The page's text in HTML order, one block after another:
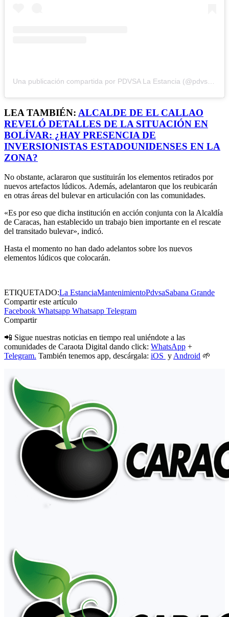
LEA TAMBIÉN: ALCALDE DE EL CALLAO
REVELÓ DETALLES DE LA SITUACIÓN EN
BOLÍVAR: ¿HAY PRESENCIA DE
INVERSIONISTAS ESTADOUNIDENSES EN LA
ZONA?
No obstante, aclararon que sustituirán los elementos retirados por
nuevos artefactos lúdicos. Además, adelantaron que los reubicarán
en otras áreas del bulevar en articulación con las comunidades.
«Es por eso que dicha institución en acción conjunta con la Alcaldía
de Caracas, han establecido un trabajo bien importante en el rescate
del transitado bulevar», indicó.
Hasta el momento no han dado adelantos sobre los nuevos
elementos lúdicos que colocarán.
ETIQUETADO:La EstanciaMantenimientoPdvsaSabana Grande
Compartir este artículo
Facebook Whatsapp Whatsapp Telegram
Compartir
📲 Sigue nuestras noticias en tiempo real uniéndote a las
comunidades de Caraota Digital dando click: WhatsApp +
Telegram. También tenemos app, descárgala: iOS yAndroid 🌱